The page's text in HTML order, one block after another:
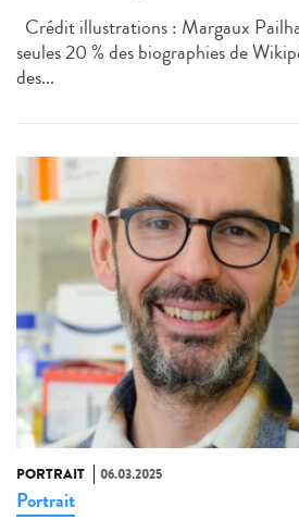
Crédit illustrations : Margaux
seules 20 % des biographies de
des...
PORTRAIT 06.03.2025
Portrait